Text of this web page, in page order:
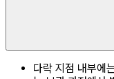
다락 지점 내부에